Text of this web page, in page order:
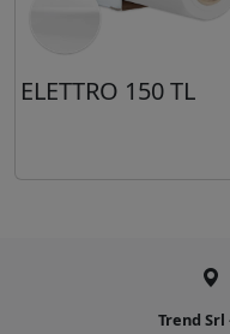
ELETTRO 150 TL
Trend